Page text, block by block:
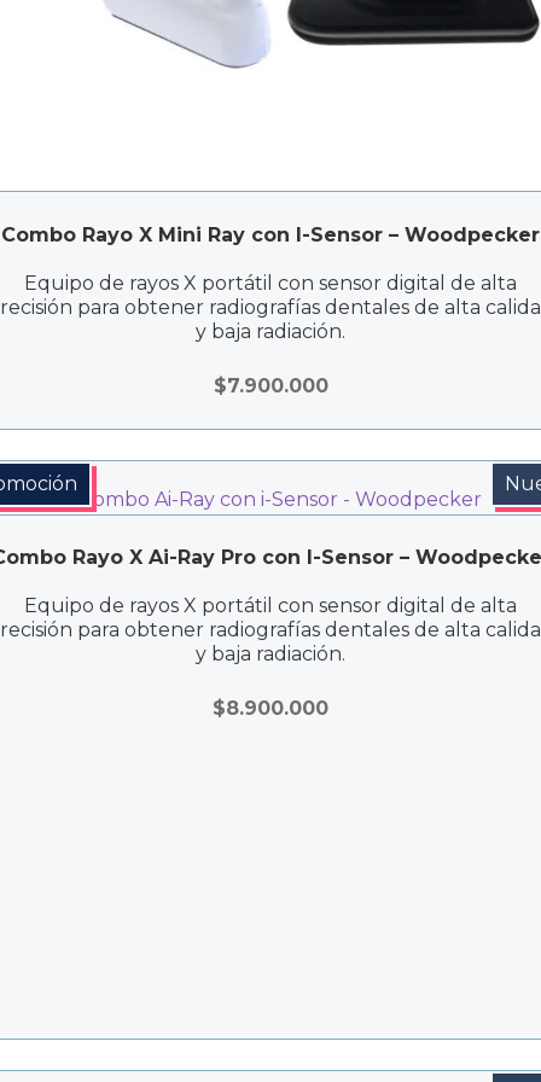
Combo Rayo X Mini Ray con I-Sensor – Woodpecker
Equipo de rayos X portátil con sensor digital de alta
para obtener radiografías dentales de alta
y baja radiación.
$7.900.000
Rayo X Ai-Ray Pro con I-Sensor –
Equipo de rayos X portátil con sensor digital de alta
para obtener radiografías dentales de alta
y baja radiación.
$8.900.000